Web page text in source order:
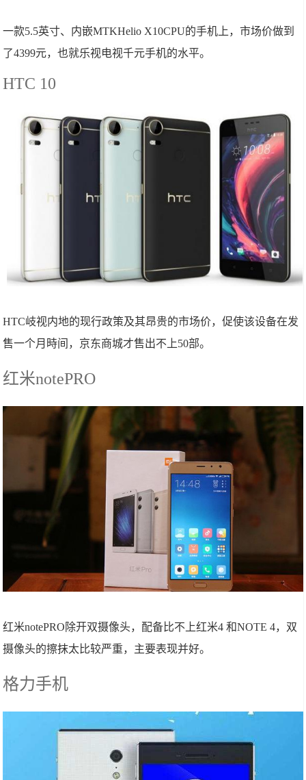
一款5.5英寸、内嵌MTKHelio X10CPU的手机上，市场价做到
了4399元，也就乐视电视千元手机的水平。
HTC 10
HTC岐视内地的现行政策及其昂贵的市场价，促使该设备在发
售一个月時间，京东商城才售出不上50部。
红米notePRO
红米notePRO除开双摄像头，配备比不上红米4 和NOTE 4，双
摄像头的擦抹太比较严重，主要表现并好。
格力手机